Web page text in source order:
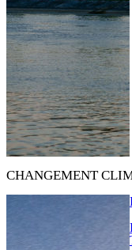
CHANGEMENT